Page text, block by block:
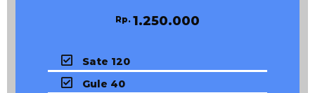
Rp. 1.250.000
Sate 120
Gule 40